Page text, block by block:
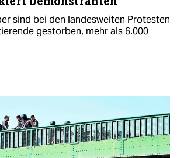
sind bei den landesweiten Protesten
gestorben, mehr als 6.000